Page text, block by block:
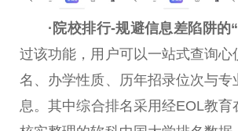
· 院校排行-规避信息差陷阱的
过该功能，用户可以一站式查询心
名、办学性质、历年招录位次与专
息。其中综合排名采用经EOL教育